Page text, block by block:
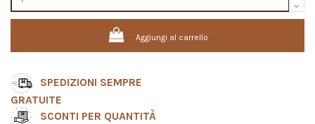
Aggiungi al carrello
SPEDIZIONI SEMPRE
GRATUITE
SCONTI PER QUANTITÀ